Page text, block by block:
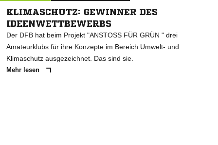
KLIMASCHUTZ: GEWINNER DES
IDEENWETTBEWERBS
Der DFB hat beim Projekt "ANSTOSS FÜR GRÜN " drei
Amateurklubs für ihre Konzepte im Bereich Umwelt- und
Klimaschutz ausgezeichnet. Das sind sie.
Mehr lesen